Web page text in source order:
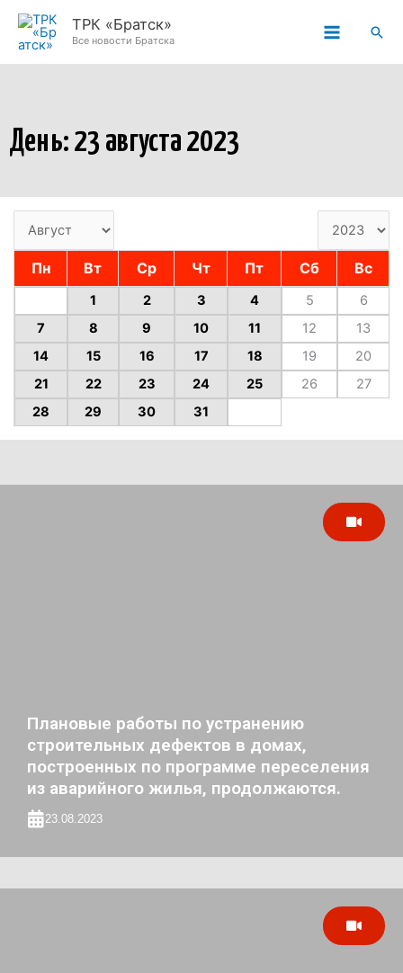
Перейти
ТРК «Братск»
Все новости Братска
День: 23 августа 2023
Пн Вт Ср Чт Пт Сб Вс
1 2 3 4 5
6
7
8 9 10 11 12
13
14
15 16 17 18 19
20
21
22 23 24 25 26
27
28
29 30 31
Плановые работы по устранению
строительных дефектов в домах,
построенных по программе переселения
из аварийного жилья, продолжаются.
23.08.2023